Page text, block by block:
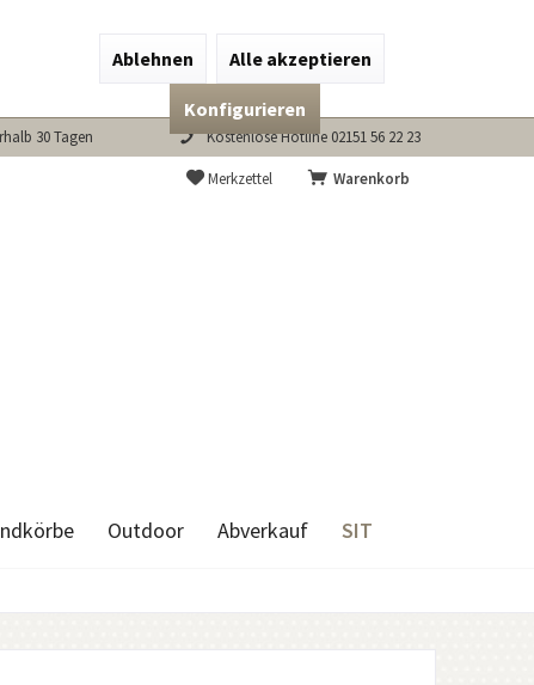
Ablehnen Alle akzeptieren
Konfigurieren
30 Tagen Kostenlose Hotline 02151 56 22 23
Warenkorb
Merkzettel
Outdoor Abverkauf SIT